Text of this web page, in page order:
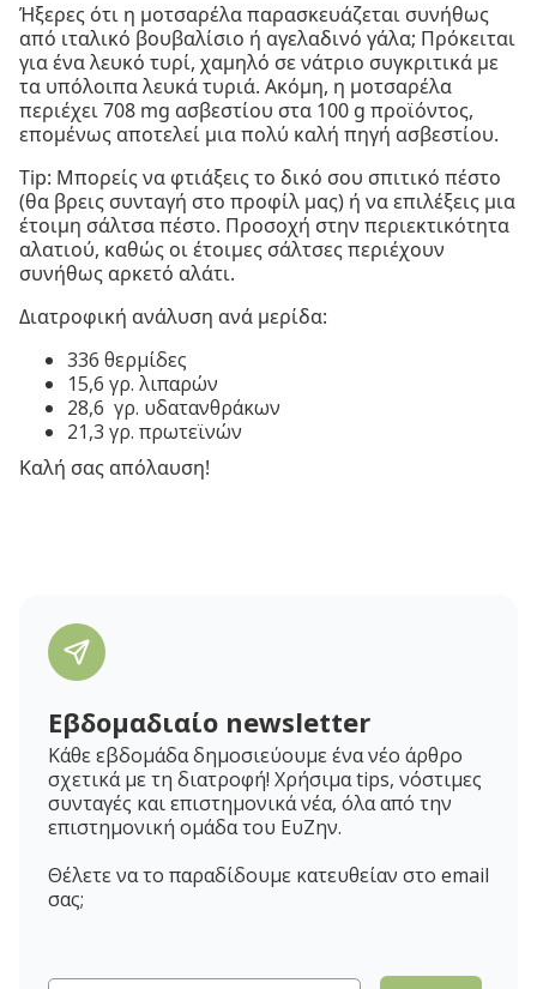
Ήξερες ότι η μοτσαρέλα παρασκευάζεται συνήθως
από ιταλικό βουβαλίσιο ή αγελαδινό γάλα; Πρόκειται
για ένα λευκό τυρί, χαμηλό σε νάτριο συγκριτικά με
τα υπόλοιπα λευκά τυριά. Ακόμη, η μοτσαρέλα
περιέχει 708 mg ασβεστίου στα 100 g προϊόντος,
επομένως αποτελεί μια πολύ καλή πηγή ασβεστίου.
Tip: Μπορείς να φτιάξεις το δικό σου σπιτικό πέστο
(θα βρεις συνταγή στο προφίλ μας) ή να επιλέξεις μια
έτοιμη σάλτσα πέστο. Προσοχή στην περιεκτικότητα
αλατιού, καθώς οι έτοιμες σάλτσες περιέχουν
συνήθως αρκετό αλάτι.
Διατροφική ανάλυση ανά μερίδα:
336 θερμίδες
15,6 γρ. λιπαρών
28,6 γρ. υδατανθράκων
21,3 γρ. πρωτεϊνών
Καλή σας απόλαυση!
Εβδομαδιαίο newsletter
Κάθε εβδομάδα δημοσιεύουμε ένα νέο άρθρο
σχετικά με τη διατροφή! Χρήσιμα tips, νόστιμες
συνταγές και επιστημονικά νέα, όλα από την
επιστημονική ομάδα του ΕυΖην.
Θέλετε να το παραδίδουμε κατευθείαν στο email
σας;